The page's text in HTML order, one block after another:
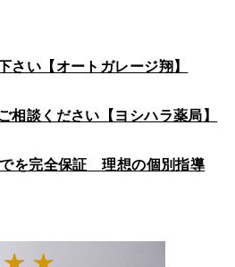
さい【オートガレージ翔】
相談ください【ヨシハラ薬局】
を完全保証 理想の個別指導